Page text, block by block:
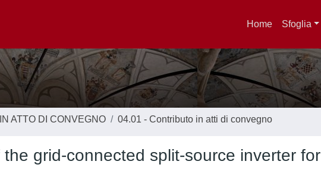
Home Sfoglia
ATTO DI CONVEGNO 04.01 - Contributo in atti di convegno
grid-connected split-source inverter for